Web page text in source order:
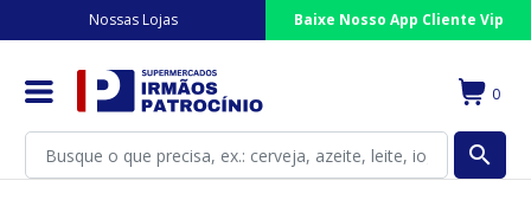
Nossas Lojas Baixe Nosso App Cliente Vip
0
search